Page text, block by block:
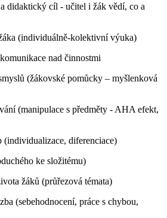
didaktický cíl - učitel i žák vědí, co a
(individuálně-kolektivní výuka)
nad činnostmi
(žákovské pomůcky – myšlenková
(manipulace s předměty - AHA efekt,
diferenciace)
ke složitému)
žáků (průřezová témata)
(sebehodnocení, práce s chybou,